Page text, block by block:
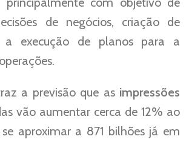
de negócios, criação de
a execução de planos para a
a previsão que as impressões
vão aumentar cerca de 12% ao
aproximar a 871 bilhões já em